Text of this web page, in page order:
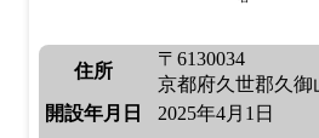
住所
〒6130034
京都府久世郡久御
開設年月日
2025年4月1日